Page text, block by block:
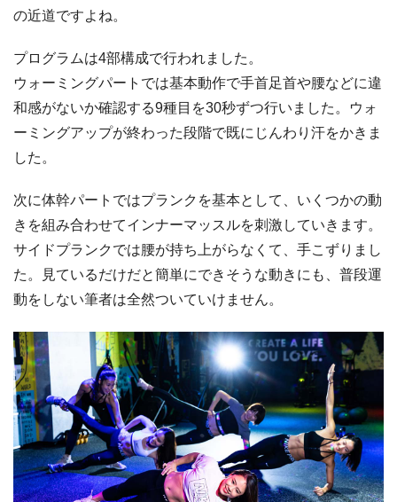
の近道ですよね。
プログラムは4部構成で行われました。
ウォーミングパートでは基本動作で手首足首や腰などに違
和感がないか確認する9種目を30秒ずつ行いました。ウォ
ーミングアップが終わった段階で既にじんわり汗をかきま
した。
次に体幹パートではプランクを基本として、いくつかの動
きを組み合わせてインナーマッスルを刺激していきます。
サイドプランクでは腰が持ち上がらなくて、手こずりまし
た。見ているだけだと簡単にできそうな動きにも、普段運
動をしない筆者は全然ついていけません。